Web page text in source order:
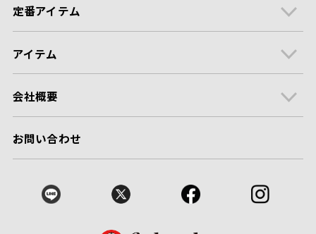
定番アイテム
アイテム
会社概要
お問い合わせ